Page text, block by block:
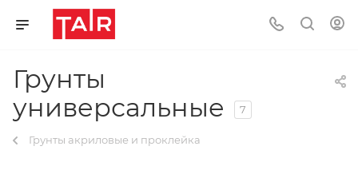
Грунты
универсальные
7
Грунты акриловые и проклейка